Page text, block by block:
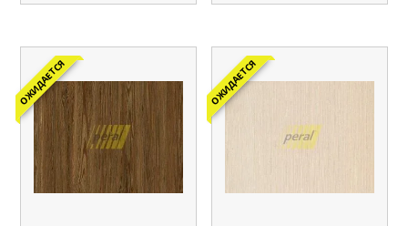
ОЖИДАЕТСЯ ОЖИДАЕТСЯ